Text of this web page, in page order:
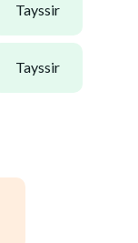
tayssir
tayssir